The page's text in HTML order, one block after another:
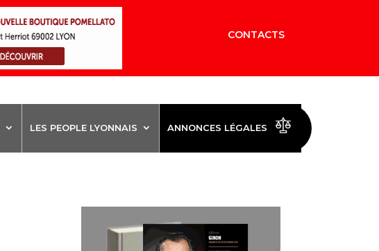
CONTACTS
LES PEOPLE LYONNAIS ANNONCES LÉGALES